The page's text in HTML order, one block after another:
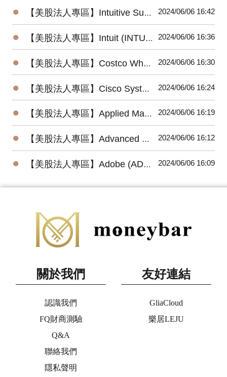
● 【美股法人專區】Intuitive Surgical (ISRG) 2024最新法說會重點摘要(4/18發布) 2024/06/06 16:42
● 【美股法人專區】Intuit (INTU) 2024最新法說會重點摘要(5/23發布) 2024/06/06 16:36
● 【美股法人專區】Costco Wholesale (COST) 2024最新法說會重點摘要 (5/30發布) 2024/06/06 16:30
● 【美股法人專區】Cisco Systems (CSCO) 2024最新法說會重點摘要(5/15發布) 2024/06/06 16:24
● 【美股法人專區】Applied Materials (AMAT) 2024最新法說會重點摘要 (5/16發布) 2024/06/06 16:19
● 【美股法人專區】Advanced Micro Devices (AMD) 2024最新法說會重點摘要(4/30發布) 2024/06/06 16:12
● 【美股法人專區】Adobe (ADBE) 2024最新法說會重點摘要(3/14發布) 2024/06/06 16:09
關於我們
認識我們
FQ財商測驗
Q&A
聯絡我們
隱私聲明
友好連結
GliaCloud
樂居LEJU